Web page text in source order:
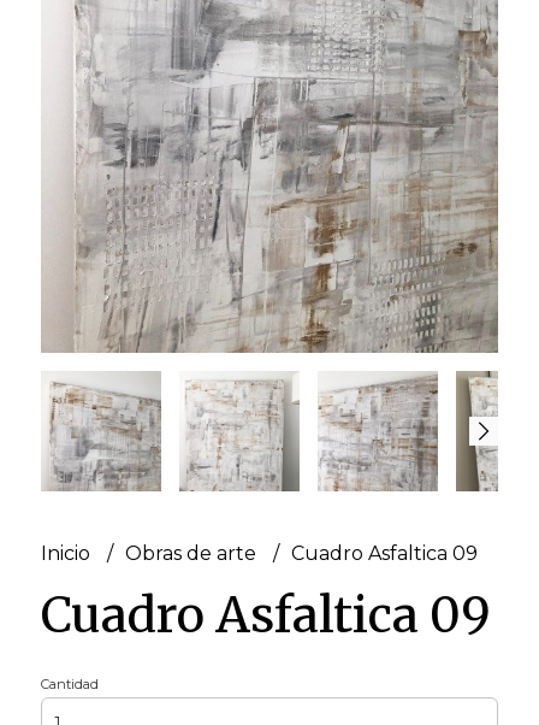
Inicio Obras de arte Cuadro Asfaltica 09
Cuadro Asfaltica 09
Cantidad